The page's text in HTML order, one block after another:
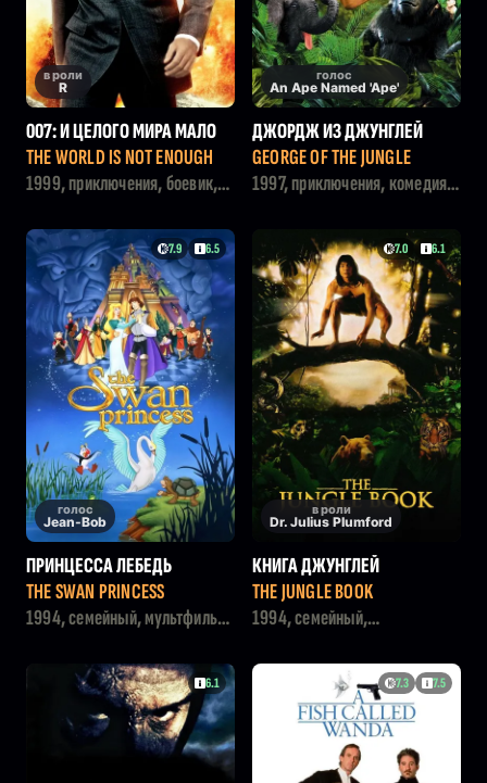
в роли
R
007: И ЦЕЛОГО МИРА МАЛО
THE WORLD IS NOT ENOUGH
1999, приключения, боевик,
голос
An Ape Named 'Ape'
ДЖОРДЖ ИЗ ДЖУНГЛЕЙ
GEORGE OF THE JUNGLE
1997, приключения, комедия,
7.9 6.5
голос
Jean-Bob
ПРИНЦЕССА ЛЕБЕДЬ
THE SWAN PRINCESS
1994, семейный, мультфильм,
7.0 6.1
в роли
Dr. Julius Plumford
КНИГА ДЖУНГЛЕЙ
THE JUNGLE BOOK
1994, семейный,
6.1 7.3 7.5